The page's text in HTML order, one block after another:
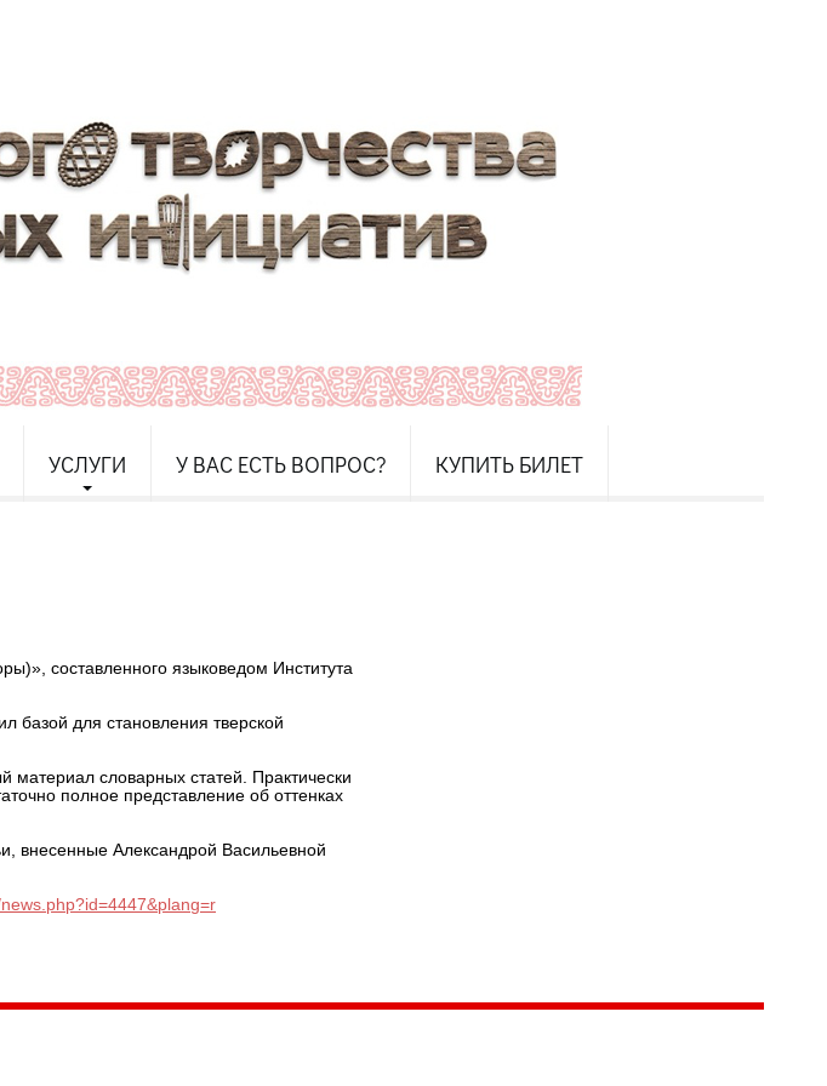
УСЛУГИ У ВАС ЕСТЬ ВОПРОС? КУПИТЬ БИЛЕТ
составленного языковедом Института
базой для становления тверской
словарных статей. Практически
полное представление об оттенках
внесенные Александрой Васильевной